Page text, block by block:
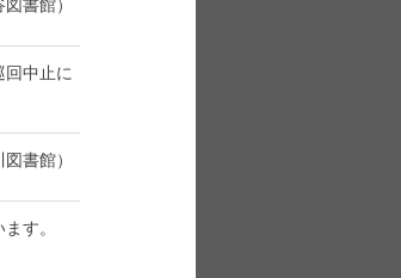
書館）
回中止に
書館）
す。